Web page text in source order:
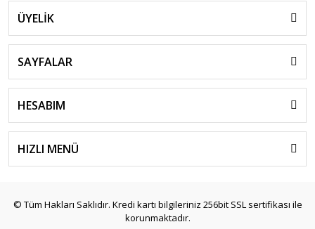
ÜYELİK
SAYFALAR
HESABIM
HIZLI MENÜ
© Tüm Hakları Saklıdır. Kredi kartı bilgileriniz 256bit SSL sertifikası ile
korunmaktadır.